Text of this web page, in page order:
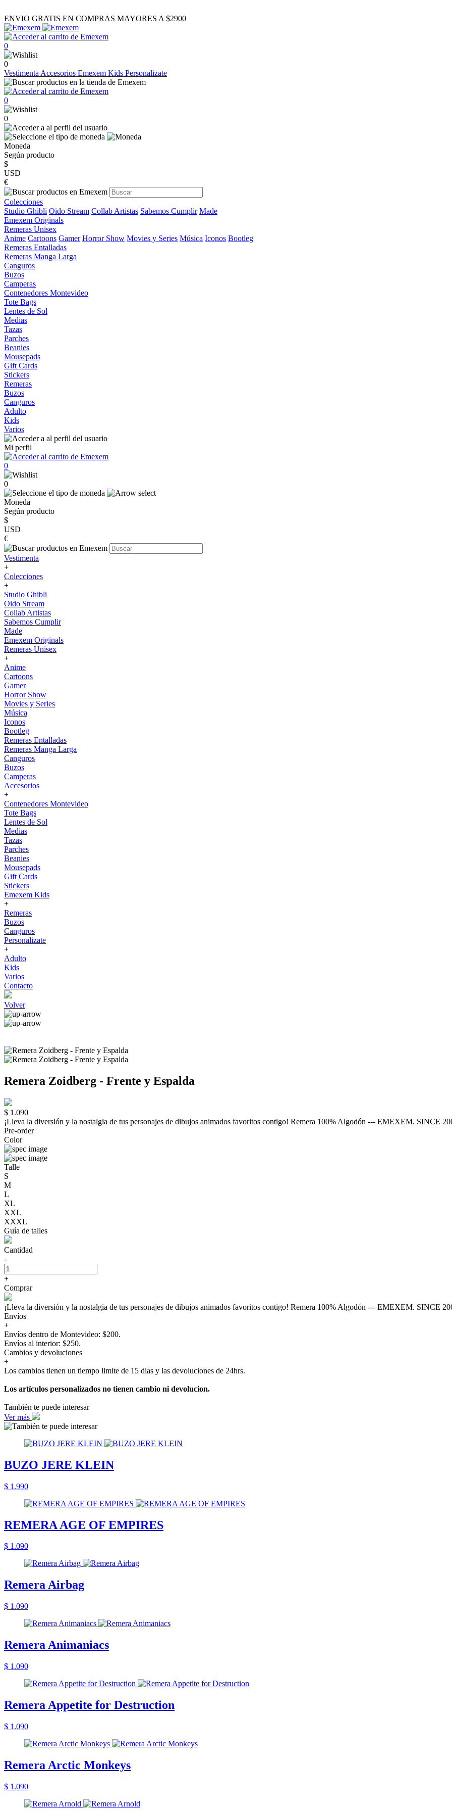
ENVIO GRATIS EN COMPRAS MAYORES A $2900
0
0
Vestimenta Accesorios Emexem Kids Personalizate
0
0
Moneda
Según producto
$
USD
€
Colecciones
Studio Ghibli Oido Stream Collab Artistas Sabemos Cumplir Made
Emexem Originals
Remeras Unisex
Anime Cartoons Gamer Horror Show Movies y Series Música Iconos Bootleg
Remeras Entalladas
Remeras Manga Larga
Canguros
Buzos
Camperas
Contenedores Montevideo
Tote Bags
Lentes de Sol
Medias
Tazas
Parches
Beanies
Mousepads
Gift Cards
Stickers
Remeras
Buzos
Canguros
Adulto
Kids
Varios
Mi perfil
0
0
Moneda
Según producto
$
USD
€
Vestimenta
+
Colecciones
+
Studio Ghibli
Oido Stream
Collab Artistas
Sabemos Cumplir
Made
Emexem Originals
Remeras Unisex
+
Anime
Cartoons
Gamer
Horror Show
Movies y Series
Música
Iconos
Bootleg
Remeras Entalladas
Remeras Manga Larga
Canguros
Buzos
Camperas
Accesorios
+
Contenedores Montevideo
Tote Bags
Lentes de Sol
Medias
Tazas
Parches
Beanies
Mousepads
Gift Cards
Stickers
Emexem Kids
+
Remeras
Buzos
Canguros
Personalizate
+
Adulto
Kids
Varios
Contacto
Volver
Remera Zoidberg - Frente y Espalda
$ 1.090
¡Lleva la diversión y la nostalgia de tus personajes de dibujos animados favoritos contigo! Remera 100% Algodón --- EMEXEM. SINCE
Pre-order
Color
Talle
S
M
L
XL
XXL
XXXL
Guía de talles
Cantidad
-
+
Comprar
¡Lleva la diversión y la nostalgia de tus personajes de dibujos animados favoritos contigo! Remera 100% Algodón --- EMEXEM. SINCE
Envíos
+
Envíos dentro de Montevideo: $200.
Envíos al interior: $250.
Cambios y devoluciones
+
Los cambios tienen un tiempo limite de 15 dias y las devoluciones de 24hrs.
Los artículos personalizados no tienen cambio ni devolucion.
También te puede interesar
Ver más
BUZO JERE KLEIN
$ 1.990
REMERA AGE OF EMPIRES
$ 1.090
Remera Airbag
$ 1.090
Remera Animaniacs
$ 1.090
Remera Appetite for Destruction
$ 1.090
Remera Arctic Monkeys
$ 1.090